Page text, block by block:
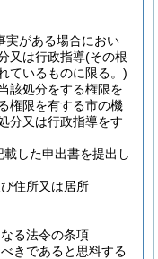
実がある場合におい
又は行政指導(その根
ているものに限る。)
該処分をする権限を
権限を有する市の機
分又は行政指導をす
した申出書を提出し
住所又は居所
る法令の条項
きであると思料する